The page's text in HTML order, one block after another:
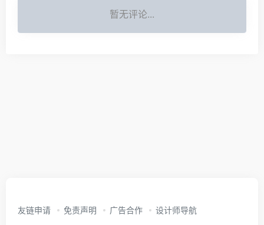
暂无评论...
友链申请 免责声明 广告合作 设计师导航